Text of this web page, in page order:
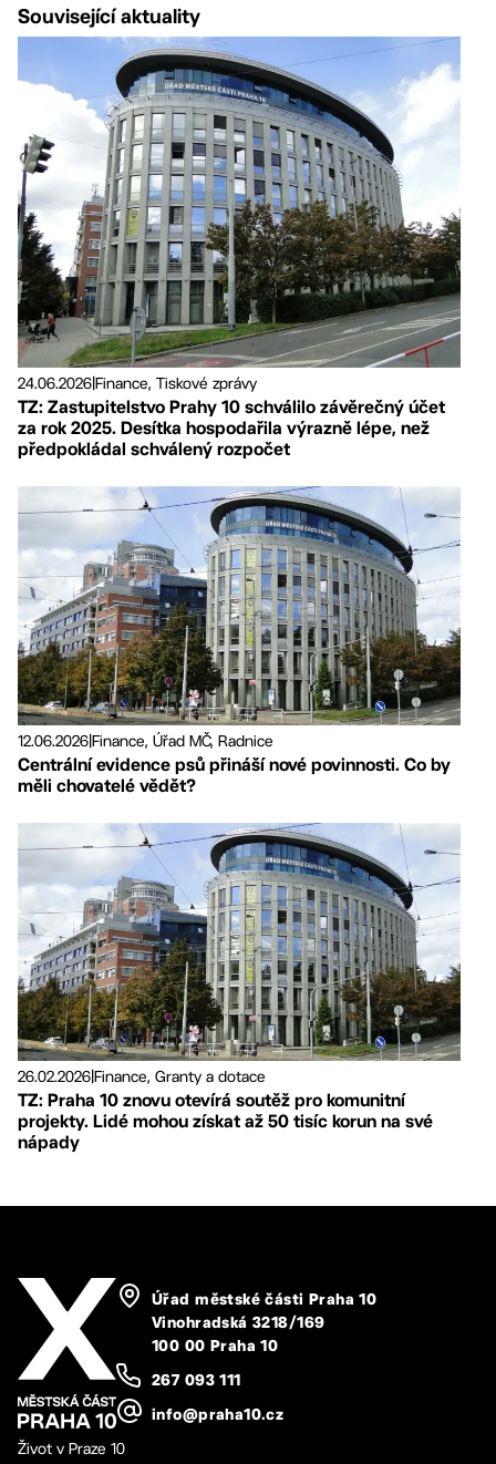
Související aktuality
24.06.2026Finance, Tiskové zprávy
TZ: Zastupitelstvo Prahy 10 schválilo závěrečný účet
za rok 2025. Desítka hospodařila výrazně lépe, než
předpokládal schválený rozpočet
12.06.2026|Finance, Úřad MČ, Radnice
Centrální evidence psů přináší nové povinnosti. Co by
měli chovatelé vědět?
26.02.2026Finance, Granty a dotace
TZ: Praha 10 znovu otevírá soutěž pro komunitní
projekty. Lidé mohou získat až 50 tisíc korun na své
nápady
Úřad městské části Praha 10
Vinohradská 3218/169
100 00 Praha 10
267 093 111
info@praha10.cz
Život v Praze 10